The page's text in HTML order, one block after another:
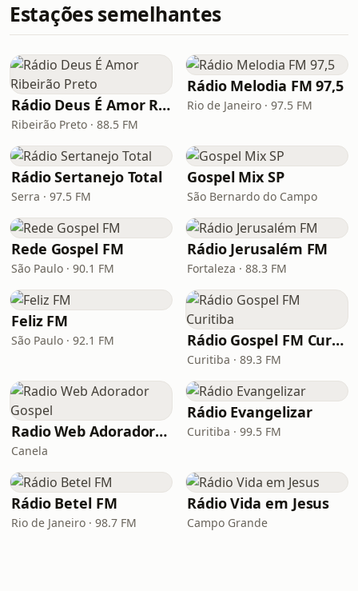
Estações semelhantes
Rádio Deus É Amor Ribeirão Preto
Ribeirão Preto · 88.5 FM
Rádio Melodia FM 97,5
Rio de Janeiro · 97.5 FM
Rádio Sertanejo Total
Serra · 97.5 FM
Gospel Mix SP
São Bernardo do Campo
Rede Gospel FM
São Paulo · 90.1 FM
Rádio Jerusalém FM
Fortaleza · 88.3 FM
Feliz FM
São Paulo · 92.1 FM Rádio Gospel FM Curitiba
Curitiba · 89.3 FM
Radio Web Adorador Gospel
Canela
Rádio Evangelizar
Curitiba · 99.5 FM
Rádio Betel FM
Rio de Janeiro · 98.7 FM
Rádio Vida em Jesus
Campo Grande